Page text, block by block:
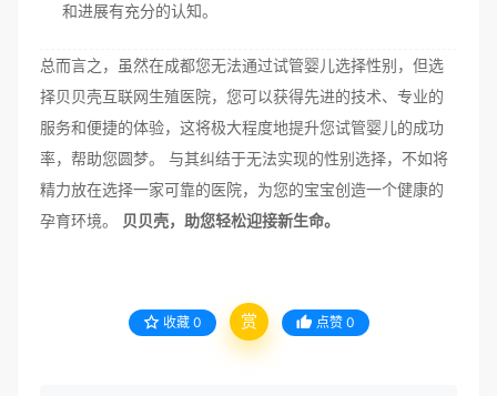
和进展有充分的认知。
总而言之，虽然在成都您无法通过试管婴儿选择性别，但选
择贝贝壳互联网生殖医院，您可以获得先进的技术、专业的
服务和便捷的体验，这将极大程度地提升您试管婴儿的成功
率，帮助您圆梦。 与其纠结于无法实现的性别选择，不如将
精力放在选择一家可靠的医院，为您的宝宝创造一个健康的
孕育环境。
贝贝壳，助您轻松迎接新生命。
收藏 0 赏 点赞 0